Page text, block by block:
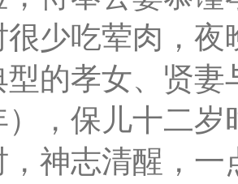
很少吃荤肉，
型的孝女、贤妻
），保儿十二岁
，神志清醒，